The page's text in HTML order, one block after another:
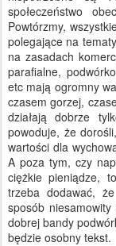
społeczeństwo
Powtórzmy,
polegające na
na zasadach
parafialne,
etc mają ogromny
czasem gorzej,
działają dobrze
powoduje, że
wartości dla
A poza tym, czy
ciężkie pieniądze,
trzeba dodawać,
sposób
dobrej bandy
będzie osobny tekst.